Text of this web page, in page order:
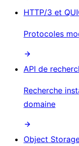
HTTP/3 et
Protocoles
API de
Recherche
domaine
Object